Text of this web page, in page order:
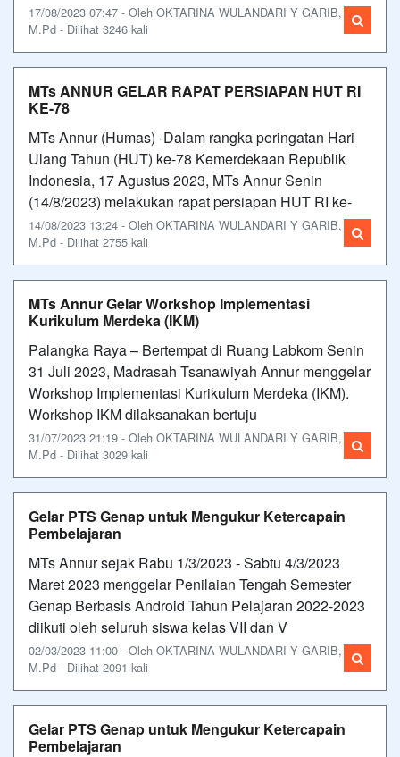
17/08/2023 07:47 - Oleh OKTARINA WULANDARI Y GARIB,
M.Pd - Dilihat 3246 kali
MTs ANNUR GELAR RAPAT PERSIAPAN HUT RI
KE-78
MTs Annur (Humas) -Dalam rangka peringatan Hari
Ulang Tahun (HUT) ke-78 Kemerdekaan Republik
Indonesia, 17 Agustus 2023, MTs Annur Senin
(14/8/2023) melakukan rapat persiapan HUT RI ke-
14/08/2023 13:24 - Oleh OKTARINA WULANDARI Y GARIB,
M.Pd - Dilihat 2755 kali
MTs Annur Gelar Workshop Implementasi
Kurikulum Merdeka (IKM)
Palangka Raya – Bertempat di Ruang Labkom Senin
31 Juli 2023, Madrasah Tsanawiyah Annur menggelar
Workshop Implementasi Kurikulum Merdeka (IKM).
Workshop IKM dilaksanakan bertuju
31/07/2023 21:19 - Oleh OKTARINA WULANDARI Y GARIB,
M.Pd - Dilihat 3029 kali
Gelar PTS Genap untuk Mengukur Ketercapain
Pembelajaran
MTs Annur sejak Rabu 1/3/2023 - Sabtu 4/3/2023
Maret 2023 menggelar Penilaian Tengah Semester
Genap Berbasis Android Tahun Pelajaran 2022-2023
diikuti oleh seluruh siswa kelas VII dan V
02/03/2023 11:00 - Oleh OKTARINA WULANDARI Y GARIB,
M.Pd - Dilihat 2091 kali
Gelar PTS Genap untuk Mengukur Ketercapain
Pembelajaran